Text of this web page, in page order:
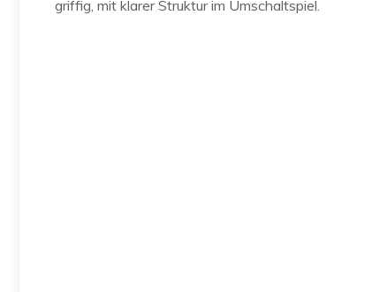
griffig, mit klarer Struktur im Umschaltspiel.